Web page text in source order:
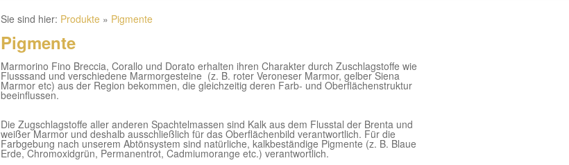
Sie sind hier: Produkte » Pigmente
Pigmente
Marmorino Fino Breccia, Corallo und Dorato erhalten ihren Charakter durch Zuschlagstoffe wie
Flusssand und verschiedene Marmorgesteine (z. B. roter Veroneser Marmor, gelber Siena
Marmor etc) aus der Region bekommen, die gleichzeitig deren Farb- und Oberflächenstruktur
beeinflussen.
Die Zugschlagstoffe aller anderen Spachtelmassen sind Kalk aus dem Flusstal der Brenta und
weißer Marmor und deshalb ausschließlich für das Oberflächenbild verantwortlich. Für die
Farbgebung nach unserem Abtönsystem sind natürliche, kalkbeständige Pigmente (z. B. Blaue
Erde, Chromoxidgrün, Permanentrot, Cadmiumorange etc.) verantwortlich.